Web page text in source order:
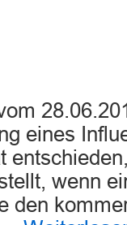
eines
wenn
den